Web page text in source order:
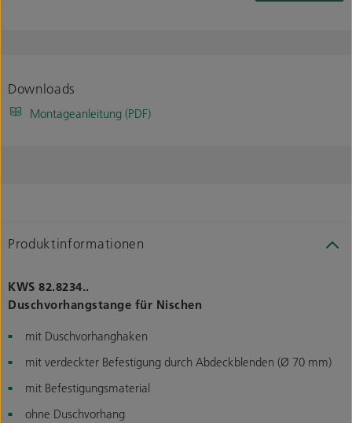
Downloads
Montageanleitung (PDF)
Produktinformationen
KWS 82.8234..
Duschvorhangstange für Nischen
mit Duschvorhanghaken
mit verdeckter Befestigung durch Abdeckblenden (Ø 70 mm)
mit Befestigungsmaterial
ohne Duschvorhang